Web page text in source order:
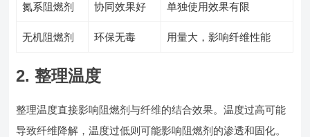
氮系阻燃剂 协同效果好 单独使用效果有限
无机阻燃剂 环保无毒 用量大，影响纤维性能
2. 整理温度
整理温度直接影响阻燃剂与纤维的结合效果。温度过高可能
导致纤维降解，温度过低则可能影响阻燃剂的渗透和固化。